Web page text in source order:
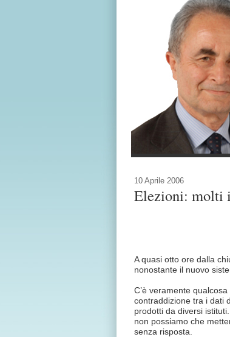
10 Aprile 2006
Elezioni: molti
A quasi otto ore dalla
nonostante il nuovo
C’è veramente
contraddizione tra i dati
prodotti da diversi
non possiamo che
senza risposta.